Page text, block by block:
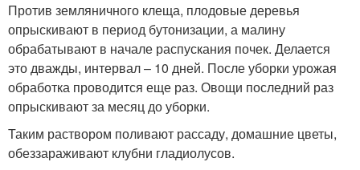
Против земляничного клеща, плодовые деревья
опрыскивают в период бутонизации, а малину
обрабатывают в начале распускания почек. Делается
это дважды, интервал – 10 дней. После уборки урожая
обработка проводится еще раз. Овощи последний раз
опрыскивают за месяц до уборки.
Таким раствором поливают рассаду, домашние цветы,
обеззараживают клубни гладиолусов.